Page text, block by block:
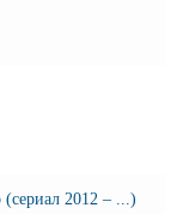
2012 – ...)